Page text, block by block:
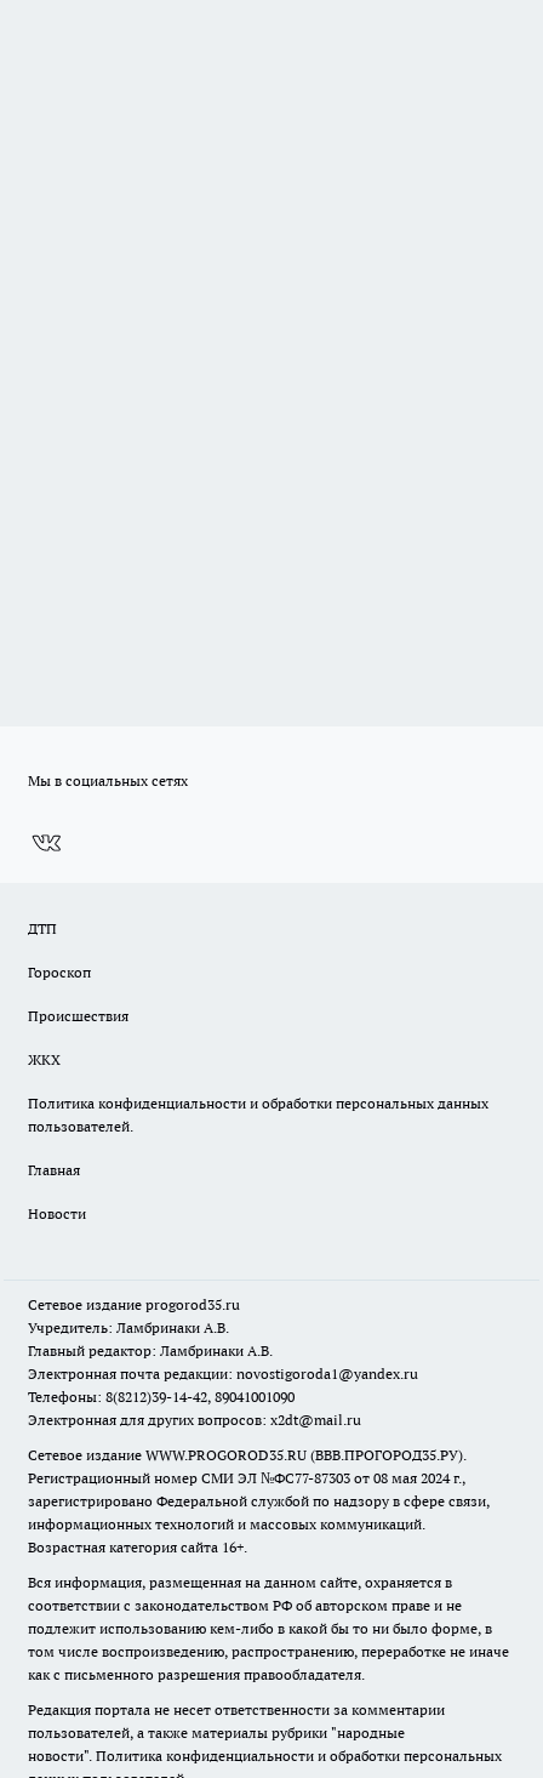
Мы в социальных сетях
ДТП
Гороскоп
Происшествия
ЖКХ
Политика конфиденциальности и обработки персональных данных
пользователей.
Главная
Новости
Сетевое издание progorod35.ru
Учредитель: Ламбринаки А.В.
Главный редактор: Ламбринаки А.В.
Электронная почта редакции: novostigoroda1@yandex.ru
Телефоны: 8(8212)39-14-42, 89041001090
Электронная для других вопросов: x2dt@mail.ru
Сетевое издание WWW.PROGOROD35.RU (ВВВ.ПРОГОРОД35.РУ).
Регистрационный номер СМИ ЭЛ №ФС77-87303 от 08 мая 2024 г.,
зарегистрировано Федеральной службой по надзору в сфере связи,
информационных технологий и массовых коммуникаций.
Возрастная категория сайта 16+.
Вся информация, размещенная на данном сайте, охраняется в
соответствии с законодательством РФ об авторском праве и не
подлежит использованию кем-либо в какой бы то ни было форме, в
том числе воспроизведению, распространению, переработке не иначе
как с письменного разрешения правообладателя.
Редакция портала не несет ответственности за комментарии
пользователей, а также материалы рубрики "народные
новости". Политика конфиденциальности и обработки персональных